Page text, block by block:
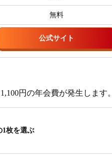
無料
公式サイト
円の年会費が発生します。
1枚を選ぶ